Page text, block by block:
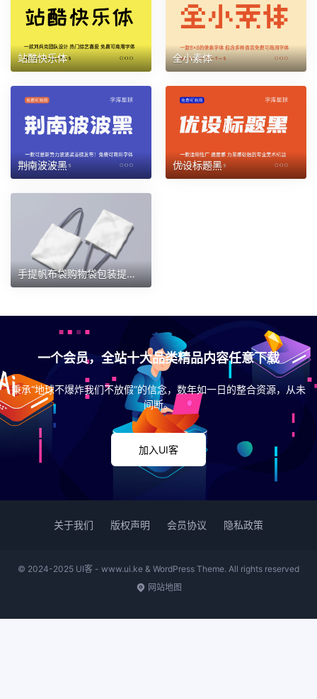
站酷快乐体 全小素体
荆南波波黑 优设标题黑
手提帆布袋购物袋包装提案效果图样机 第142期
一个会员，全站十大品类精品内容任意下载
秉承“地球不爆炸我们不放假”的信念，数年如一日的整合资源，从未
间断。
加入UI客
关于我们 版权声明 会员协议 隐私政策
© 2024-2025 UI客 - www.ui.ke & WordPress Theme. All rights reserved
网站地图